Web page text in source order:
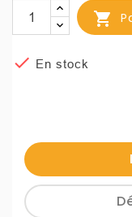

 En stock